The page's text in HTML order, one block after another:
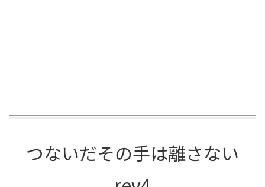
つないだその手は離さない